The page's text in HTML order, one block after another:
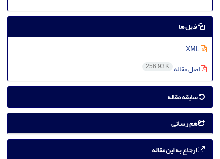
فایل ها
اصل مقاله 256.93 K
سابقه مقاله
هم رسانی
ارجاع به این مقاله